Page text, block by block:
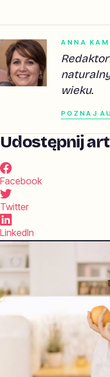
ANNA
wieku.
POZNAJ
Udostępnij
Facebook
Twitter
LinkedIn